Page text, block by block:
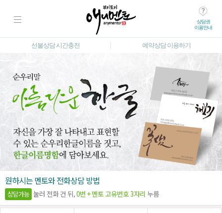
상담권
이용안내
선불상담 시간충전 예약상담 이용하기
원하시는 멘토와 전화상담 방법
상담가능 눌러 전화 건 뒤,0번 + 멘토 고유번호 3자리 누름